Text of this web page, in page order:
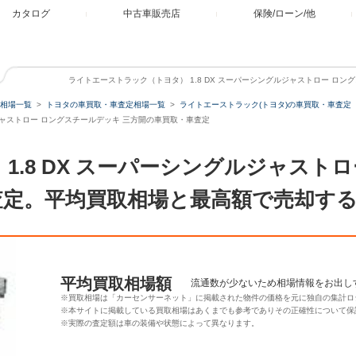
カタログ 中古車販売店 保険/ローン/他
ライトエーストラック（トヨタ） 1.8 DX スーパーシングルジャストロー ロン
場一覧 トヨタの車買取・車査定相場一覧
ライトエーストラック(トヨタ)の車買取・車査定
トロー ロングスチールデッキ 三方開の車買取・車査定
DX スーパーシングルジャスト
。平均買取相場と最高額で売却す
平均買取相場額 流通数が少ないため相場情報をお出
※買取相場は「カーセンサーネット」に掲載された物件の価格を元に独自の集計
※本サイトに掲載している買取相場はあくまでも参考でありその正確性について
※実際の査定額は車の装備や状態によって異なります。